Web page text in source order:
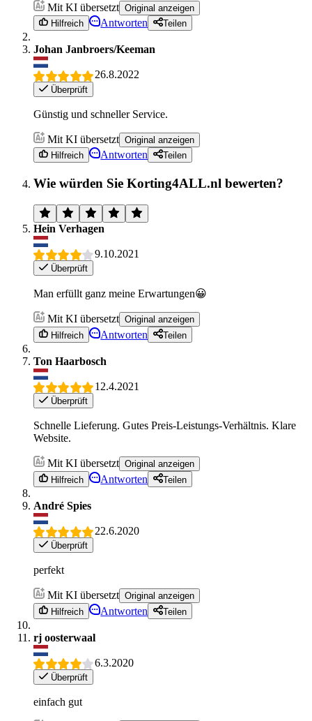
Mit KI übersetzt Original anzeigen
Hilfreich
Antworten Teilen
Johan Janbroers/Keeman
26.8.2022
Überprüft
Günstig und schneller Service.
Mit KI übersetzt Original anzeigen
Hilfreich
Antworten Teilen
Wie würden Sie Korting4ALL.nl bewerten?
Hein Verhagen
9.10.2021
Überprüft
Man erfüllt ganz meine Erwartungen😀
Mit KI übersetzt Original anzeigen
Hilfreich
Antworten Teilen
Ton Haarbosch
12.4.2021
Überprüft
Schnelle Lieferung. Gutes Preis-Leistungs-Verhältnis. Klare
Website.
Mit KI übersetzt Original anzeigen
Hilfreich
Antworten Teilen
André Spies
22.6.2020
Überprüft
perfekt
Mit KI übersetzt Original anzeigen
Hilfreich
Antworten Teilen
rj oosterwaal
6.3.2020
Überprüft
einfach gut